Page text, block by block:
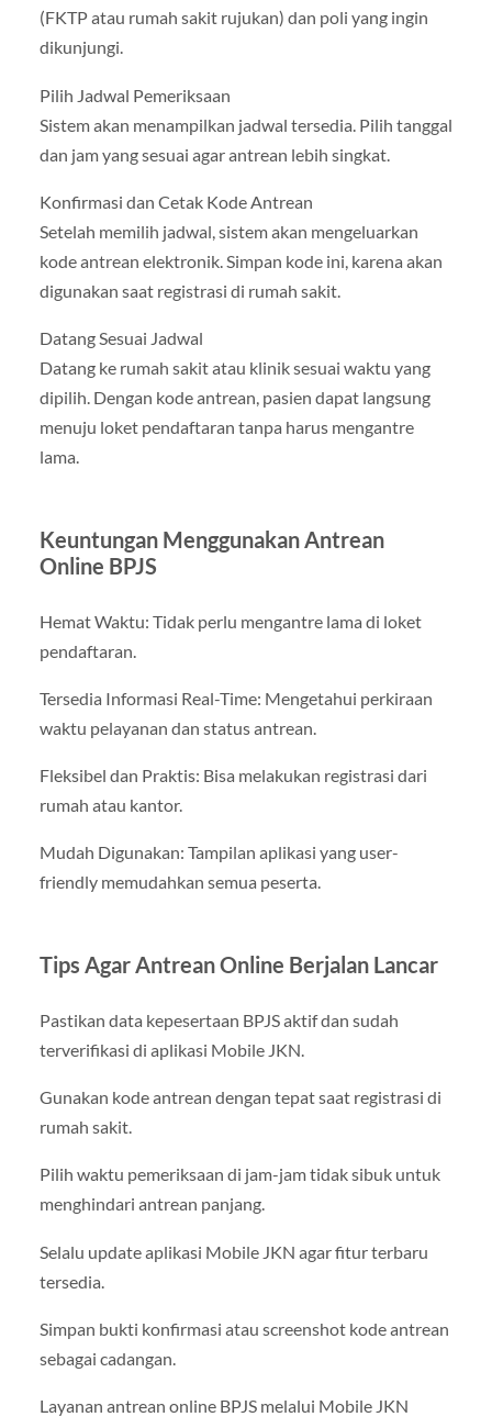
(FKTP atau rumah sakit rujukan) dan poli yang ingin
dikunjungi.
Pilih Jadwal Pemeriksaan
Sistem akan menampilkan jadwal tersedia. Pilih tanggal
dan jam yang sesuai agar antrean lebih singkat.
Konfirmasi dan Cetak Kode Antrean
Setelah memilih jadwal, sistem akan mengeluarkan
kode antrean elektronik. Simpan kode ini, karena akan
digunakan saat registrasi di rumah sakit.
Datang Sesuai Jadwal
Datang ke rumah sakit atau klinik sesuai waktu yang
dipilih. Dengan kode antrean, pasien dapat langsung
menuju loket pendaftaran tanpa harus mengantre
lama.
Keuntungan Menggunakan Antrean
Online BPJS
Hemat Waktu: Tidak perlu mengantre lama di loket
pendaftaran.
Tersedia Informasi Real-Time: Mengetahui perkiraan
waktu pelayanan dan status antrean.
Fleksibel dan Praktis: Bisa melakukan registrasi dari
rumah atau kantor.
Mudah Digunakan: Tampilan aplikasi yang user-
friendly memudahkan semua peserta.
Tips Agar Antrean Online Berjalan Lancar
Pastikan data kepesertaan BPJS aktif dan sudah
terverifikasi di aplikasi Mobile JKN.
Gunakan kode antrean dengan tepat saat registrasi di
rumah sakit.
Pilih waktu pemeriksaan di jam-jam tidak sibuk untuk
menghindari antrean panjang.
Selalu update aplikasi Mobile JKN agar fitur terbaru
tersedia.
Simpan bukti konfirmasi atau screenshot kode antrean
sebagai cadangan.
Layanan antrean online BPJS melalui Mobile JKN